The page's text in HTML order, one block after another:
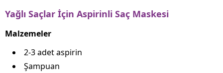
Yağlı Saçlar İçin Aspirinli Saç Maskesi
Malzemeler
2-3 adet aspirin
Şampuan